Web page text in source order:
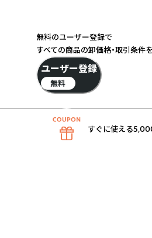
無料のユーザー登録で
すべての商品の卸価格・取引条件
ユーザー登録
無料
すぐに使える